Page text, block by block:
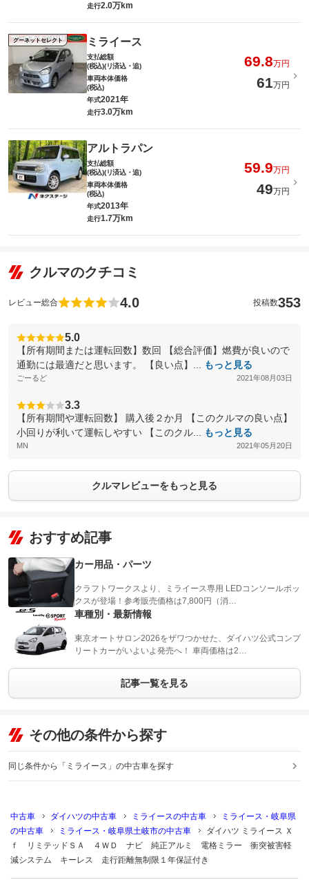
走行2.0万km
グーネットセレクト ミライース
支払総額
(税込)(リ済込・追)
69.8万円
車両本体価格
(税込)
61万円
年式2021年
走行3.0万km
アルトラパン
支払総額
(税込)(リ済込・追)
59.9万円
車両本体価格
(税込)
49万円
年式2013年
走行1.7万km
クルマのクチコミ
レビュー総合 4.0 投稿数353
5.0
【所有期間または運転回数】数回 【総合評価】燃費が良いので
通勤には最適だと思います。 【良い点】...
もっと見る
ごーるど 2021年08月03日
3.3
【所有期間や運転回数】 購入後２か月 【このクルマの良い点】
小回りが利いて運転しやすい 【このクル...
もっと見る
MN 2021年05月20日
クルマレビューをもっと見る
おすすめ記事
カー用品・パーツ
クラフトワークスより、ミライース専用 LEDコンソールボッ
クスが登場！参考販売価格は7,800円（消…
車種別・最新情報
東京オートサロン2026をザワつかせた、ダイハツ公式コンプ
リートカーがいよいよ発売へ！ 車両価格は2…
記事一覧を見る
その他の条件から探す
同じ条件から「ミライース」の中古車を探す
中古車 ダイハツの中古車 ミライースの中古車
ミライース・岐阜県
の中古車
ミライース・岐阜県土岐市の中古車
ダイハツ ミライース Ｘ
ｆ リミテッドＳＡ ４ＷＤ ナビ 純正アルミ 電格ミラー 衝突被害軽
減システム キーレス 走行距離無制限１年保証付き